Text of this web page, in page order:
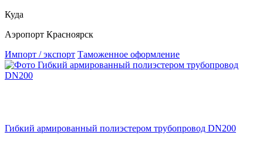
Куда
Аэропорт Красноярск
Импорт / экспорт Таможенное оформление
Гибкий армированный полиэстером трубопровод DN200